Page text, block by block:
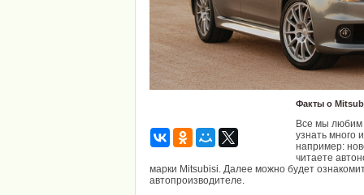
Факты о
Все мы любим
узнать много
например:
читаете
марки Mitsubisi. Далее можно будет
автопроизводителе.